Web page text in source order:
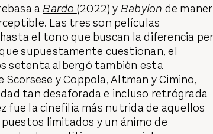
aBardo (2022) y Babylon de
Las tres son películas
el tono que buscan la diferencia
supuestamente cuestionan, el
setenta albergó también esta
y Coppola, Altman y Cimino,
tan desaforada e incluso retrógrada
fue la cinefilia más nutrida de aquellos
limitados y un ánimo de